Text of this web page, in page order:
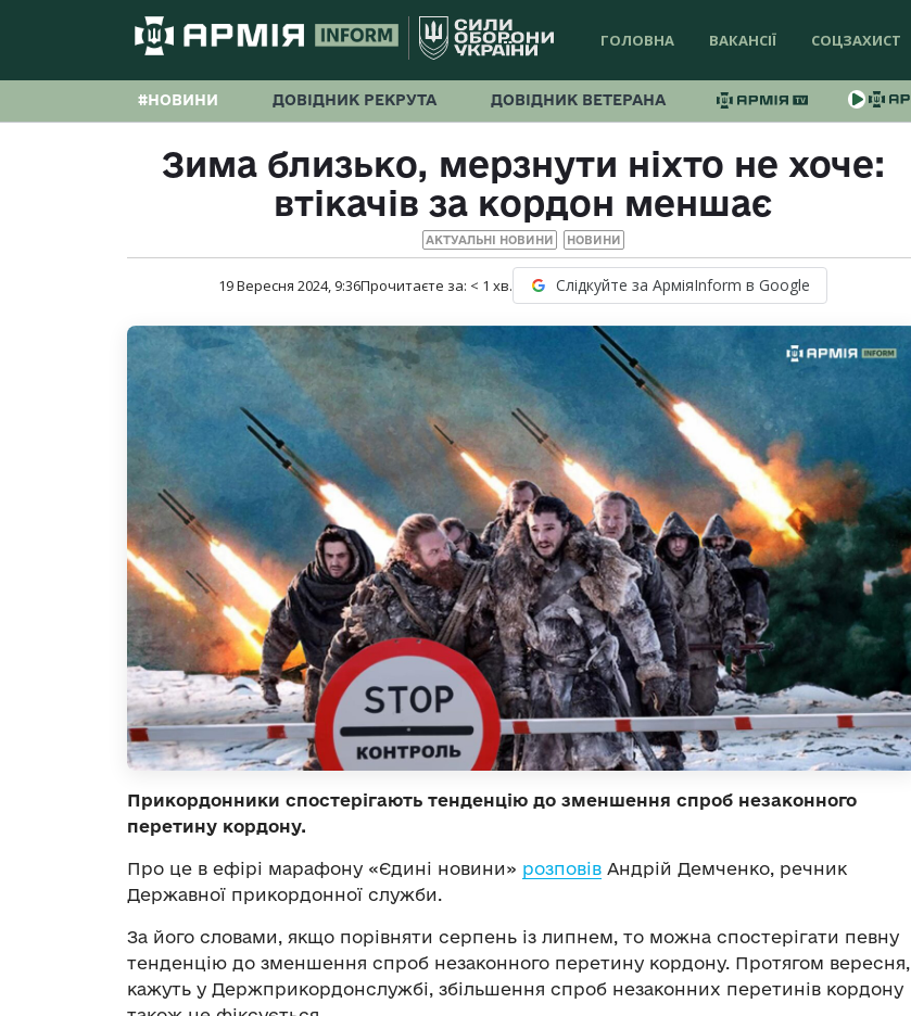
ГОЛОВНА ВАКАНСІЇ СОЦЗАХИСТ
#НОВИНИ ДОВІДНИК РЕКРУТА ДОВІДНИК ВЕТЕРАНА
Зима близько, мерзнути ніхто не хоче:
втікачів за кордон меншає
АКТУАЛЬНІ НОВИНИ НОВИНИ
19 Вересня 2024, 9:36Прочитаєте за: < 1 хв. Слідкуйте за АрміяInform в Google
Прикордонники спостерігають тенденцію до зменшення спроб незаконного
перетину кордону.
Про це в ефірі марафону «Єдині новини» розповів Андрій Демченко, речник
Державної прикордонної служби.
За його словами, якщо порівняти серпень із липнем, то можна спостерігати певну
тенденцію до зменшення спроб незаконного перетину кордону. Протягом вересня,
кажуть у Держприкордонслужбі, збільшення спроб незаконних перетинів кордону